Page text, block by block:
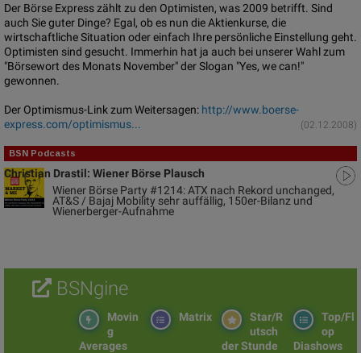
Der Börse Express zählt zu den Optimisten, was 2009 betrifft. Sind
auch Sie guter Dinge? Egal, ob es nun die Aktienkurse, die
wirtschaftliche Situation oder einfach Ihre persönliche Einstellung geht.
Optimisten sind gesucht. Immerhin hat ja auch bei unserer Wahl zum
"Börsewort des Monats November" der Slogan "Yes, we can!"
gewonnen.
Der Optimismus-Link zum Weitersagen: http://www.boerse-
express.com/optimismus...
(02.12.2008)
BSN Podcasts
Christian Drastil: Wiener Börse Plausch
Wiener Börse Party #1214: ATX nach Rekord unchanged,
AT&S / Bajaj Mobility sehr auffällig, 150er-Bilanz und
Wienerberger-Aufnahme
BSNgine
Top/Fl
op
Diashows
Star/R
utsch
der Stunde
Matrix
Movin
g
Averages